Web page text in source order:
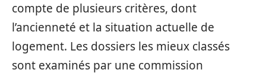
compte de plusieurs critères, dont
l’ancienneté et la situation actuelle de
logement. Les dossiers les mieux classés
sont examinés par une commission